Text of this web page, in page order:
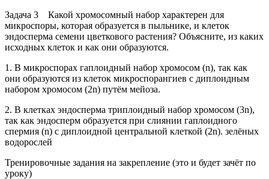
Задача 3 Какой хромосомный набор характерен для
микроспоры, которая образуется в пыльнике, и клеток
эндосперма семени цветкового растения? Объясните, из каких
исходных клеток и как они образуются.
1. В микроспорах гаплоидный набор хромосом (n), так как
они образуются из клеток микроспорангиев с диплоидным
набором хромосом (2n) путём мейоза.
2. В клетках эндосперма триплоидный набор хромосом (3n),
так как эндосперм образуется при слиянии гаплоидного
спермия (n) с диплоидной центральной клеткой (2n). зелёных
водорослей
Тренировочные задания на закрепление (это и будет зачёт по
уроку)